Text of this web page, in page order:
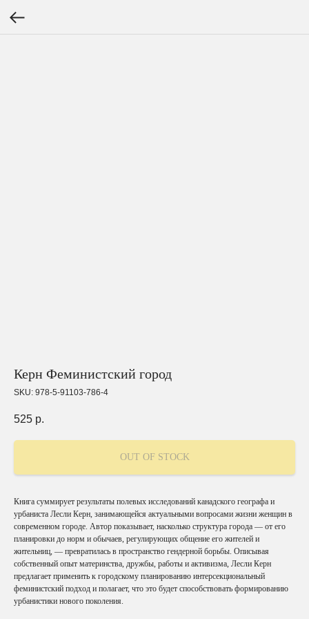
Керн Феминистский город
SKU: 978-5-91103-786-4
525 р.
OUT OF STOCK
Книга суммирует результаты полевых исследований канадского географа и
урбаниста Лесли Керн, занимающейся актуальными вопросами жизни женщин в
современном городе. Автор показывает, насколько структура города — от его
планировки до норм и обычаев, регулирующих общение его жителей и
жительниц, — превратилась в пространство гендерной борьбы. Описывая
собственный опыт материнства, дружбы, работы и активизма, Лесли Керн
предлагает применить к городскому планированию интерсекциональный
феминистский подход и полагает, что это будет способствовать формированию
урбанистики нового поколения.